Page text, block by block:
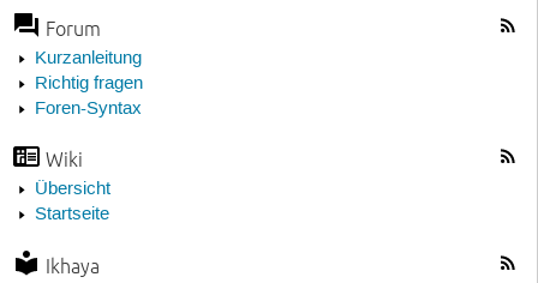
Forum
Kurzanleitung
Richtig fragen
Foren-Syntax
Wiki
Übersicht
Startseite
Ikhaya